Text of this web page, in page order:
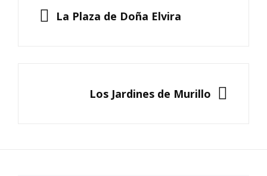
ANTERIOR
La Plaza de Doña Elvira
Los Jardines de Murillo